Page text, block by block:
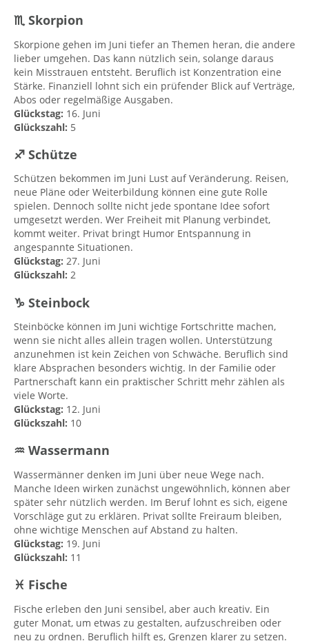
♏ Skorpion
Skorpione gehen im Juni tiefer an Themen heran, die andere
lieber umgehen. Das kann nützlich sein, solange daraus
kein Misstrauen entsteht. Beruflich ist Konzentration eine
Stärke. Finanziell lohnt sich ein prüfender Blick auf Verträge,
Abos oder regelmäßige Ausgaben.
Glückstag: 16. Juni
Glückszahl: 5
♐ Schütze
Schützen bekommen im Juni Lust auf Veränderung. Reisen,
neue Pläne oder Weiterbildung können eine gute Rolle
spielen. Dennoch sollte nicht jede spontane Idee sofort
umgesetzt werden. Wer Freiheit mit Planung verbindet,
kommt weiter. Privat bringt Humor Entspannung in
angespannte Situationen.
Glückstag: 27. Juni
Glückszahl: 2
♑ Steinbock
Steinböcke können im Juni wichtige Fortschritte machen,
wenn sie nicht alles allein tragen wollen. Unterstützung
anzunehmen ist kein Zeichen von Schwäche. Beruflich sind
klare Absprachen besonders wichtig. In der Familie oder
Partnerschaft kann ein praktischer Schritt mehr zählen als
viele Worte.
Glückstag: 12. Juni
Glückszahl: 10
♒ Wassermann
Wassermänner denken im Juni über neue Wege nach.
Manche Ideen wirken zunächst ungewöhnlich, können aber
später sehr nützlich werden. Im Beruf lohnt es sich, eigene
Vorschläge gut zu erklären. Privat sollte Freiraum bleiben,
ohne wichtige Menschen auf Abstand zu halten.
Glückstag: 19. Juni
Glückszahl: 11
♓ Fische
Fische erleben den Juni sensibel, aber auch kreativ. Ein
guter Monat, um etwas zu gestalten, aufzuschreiben oder
neu zu ordnen. Beruflich hilft es, Grenzen klarer zu setzen.